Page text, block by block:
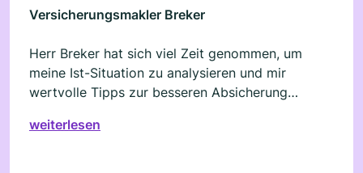
Versicherungsmakler Breker
Herr Breker hat sich viel Zeit genommen, um
meine Ist-Situation zu analysieren und mir
wertvolle Tipps zur besseren Absicherung
Top!
weiterlesen